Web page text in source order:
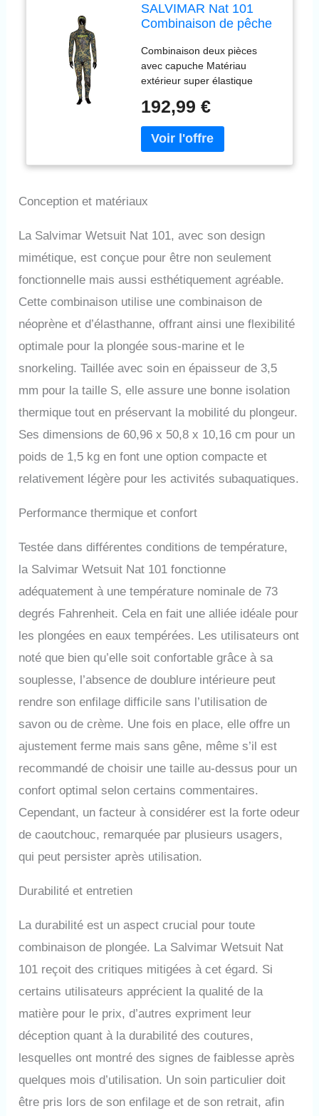
SALVIMAR Nat 101
Combinaison de pêche
Mimétique, 5,5mm-S
Combinaison deux pièces
avec capuche Matériau
extérieur super élastique
intérieur : néoprène fendu
open cell « Q-FOAM »
Renforts au niveau du sterno
et des genoux Fermeture à
bouton réglable
192,99 €
Conception et matériaux
La Salvimar Wetsuit Nat 101, avec son design
mimétique, est conçue pour être non seulement
fonctionnelle mais aussi esthétiquement agréable.
Cette combinaison utilise une combinaison de
néoprène et d’élasthanne, offrant ainsi une flexibilité
optimale pour la plongée sous-marine et le
snorkeling. Taillée avec soin en épaisseur de 3,5
mm pour la taille S, elle assure une bonne isolation
thermique tout en préservant la mobilité du plongeur.
Ses dimensions de 60,96 x 50,8 x 10,16 cm pour un
poids de 1,5 kg en font une option compacte et
relativement légère pour les activités subaquatiques.
Performance thermique et confort
Testée dans différentes conditions de température,
la Salvimar Wetsuit Nat 101 fonctionne
adéquatement à une température nominale de 73
degrés Fahrenheit. Cela en fait une alliée idéale pour
les plongées en eaux tempérées. Les utilisateurs ont
noté que bien qu’elle soit confortable grâce à sa
souplesse, l’absence de doublure intérieure peut
rendre son enfilage difficile sans l’utilisation de
savon ou de crème. Une fois en place, elle offre un
ajustement ferme mais sans gêne, même s’il est
recommandé de choisir une taille au-dessus pour un
confort optimal selon certains commentaires.
Cependant, un facteur à considérer est la forte odeur
de caoutchouc, remarquée par plusieurs usagers,
qui peut persister après utilisation.
Durabilité et entretien
La durabilité est un aspect crucial pour toute
combinaison de plongée. La Salvimar Wetsuit Nat
101 reçoit des critiques mitigées à cet égard. Si
certains utilisateurs apprécient la qualité de la
matière pour le prix, d’autres expriment leur
déception quant à la durabilité des coutures,
lesquelles ont montré des signes de faiblesse après
quelques mois d’utilisation. Un soin particulier doit
être pris lors de son enfilage et de son retrait, afin